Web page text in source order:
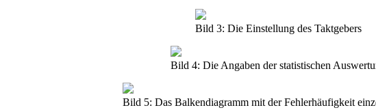
Bild 3: Die Einstellung des Taktgebers
Bild 4: Die Angaben der statistischen
Bild 5: Das Balkendiagramm mit der Fehlerhäufigkeit